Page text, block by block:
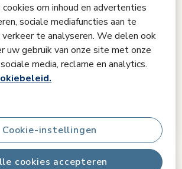
om inhoud en advertenties
sociale mediafuncties aan te
verkeer te analyseren. We delen ook
uw gebruik van onze site met onze
media, reclame en analytics.
cookies accepteren
Cookie-instellingen
Vergelijken
accordeon
(1)